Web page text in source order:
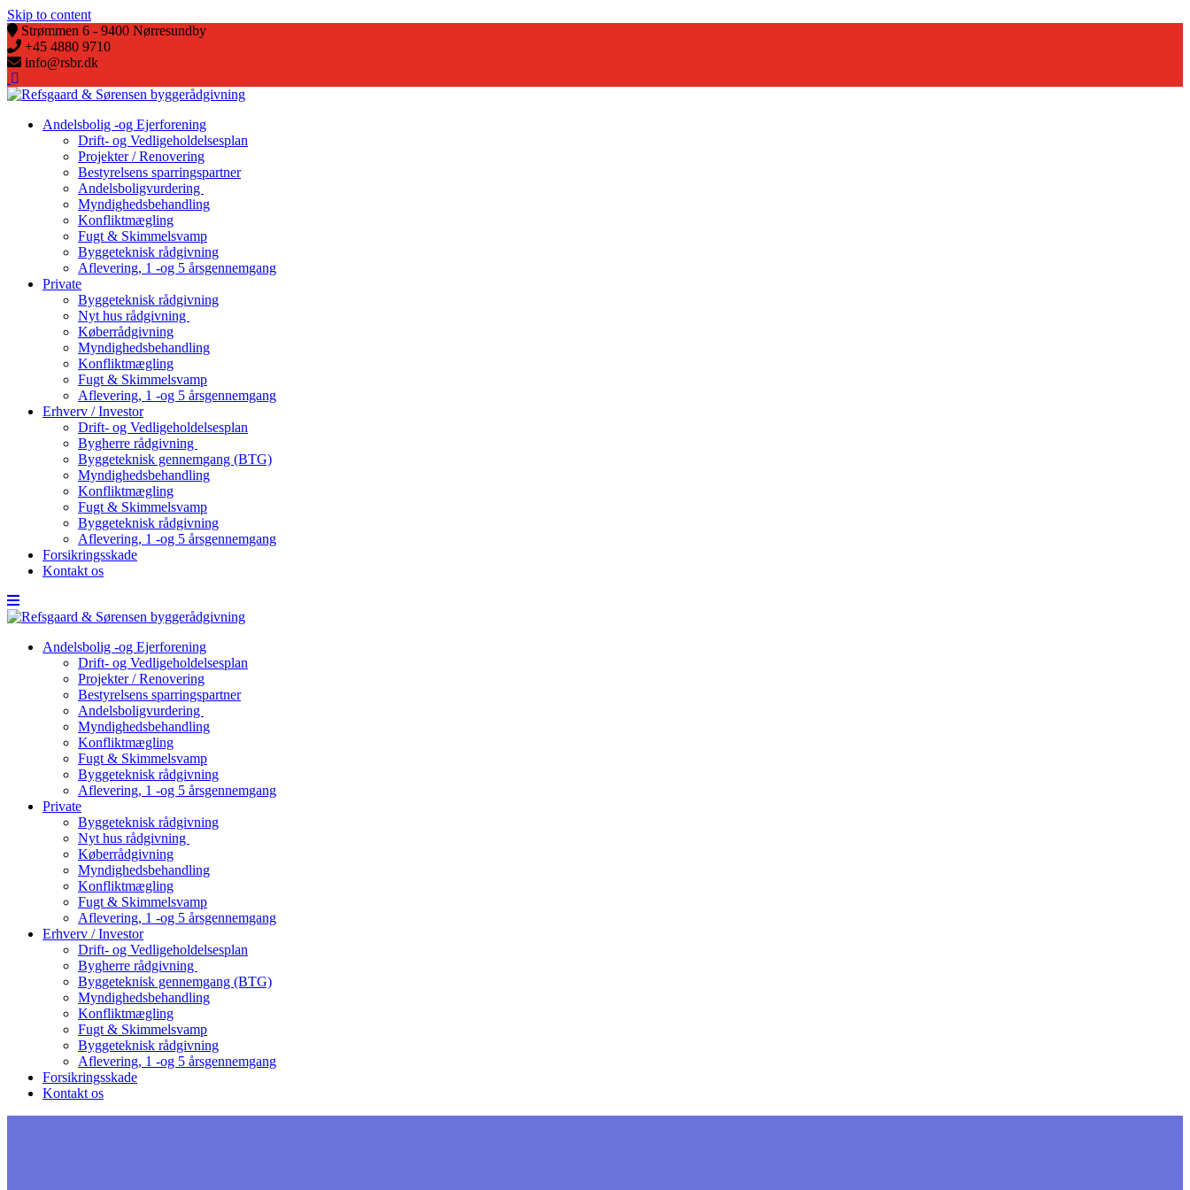
Skip to content
Strømmen 6 - 9400 Nørresundby
+45 4880 9710
info@rsbr.dk
Andelsbolig -og Ejerforening
Drift- og Vedligeholdelsesplan
Projekter / Renovering
Bestyrelsens sparringspartner
Andelsboligvurdering
Myndighedsbehandling
Konfliktmægling
Fugt & Skimmelsvamp
Byggeteknisk rådgivning
Aflevering, 1 -og 5 årsgennemgang
Private
Byggeteknisk rådgivning
Nyt hus rådgivning
Køberrådgivning
Myndighedsbehandling
Konfliktmægling
Fugt & Skimmelsvamp
Aflevering, 1 -og 5 årsgennemgang
Erhverv / Investor
Drift- og Vedligeholdelsesplan
Bygherre rådgivning
Byggeteknisk gennemgang (BTG)
Myndighedsbehandling
Konfliktmægling
Fugt & Skimmelsvamp
Byggeteknisk rådgivning
Aflevering, 1 -og 5 årsgennemgang
Forsikringsskade
Kontakt os
Andelsbolig -og Ejerforening
Drift- og Vedligeholdelsesplan
Projekter / Renovering
Bestyrelsens sparringspartner
Andelsboligvurdering
Myndighedsbehandling
Konfliktmægling
Fugt & Skimmelsvamp
Byggeteknisk rådgivning
Aflevering, 1 -og 5 årsgennemgang
Private
Byggeteknisk rådgivning
Nyt hus rådgivning
Køberrådgivning
Myndighedsbehandling
Konfliktmægling
Fugt & Skimmelsvamp
Aflevering, 1 -og 5 årsgennemgang
Erhverv / Investor
Drift- og Vedligeholdelsesplan
Bygherre rådgivning
Byggeteknisk gennemgang (BTG)
Myndighedsbehandling
Konfliktmægling
Fugt & Skimmelsvamp
Byggeteknisk rådgivning
Aflevering, 1 -og 5 årsgennemgang
Forsikringsskade
Kontakt os